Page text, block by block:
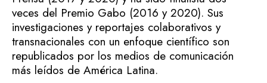
veces del Premio Gabo (2016 y 2020). Sus
investigaciones y reportajes colaborativos y
transnacionales con un enfoque científico son
republicados por los medios de comunicación
más leídos de América Latina.